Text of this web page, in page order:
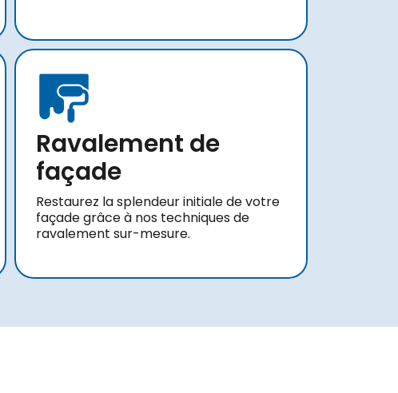
Ravalement de
façade
Restaurez la splendeur initiale de votre
façade grâce à nos techniques de
ravalement sur-mesure.